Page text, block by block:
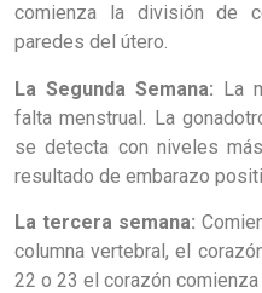
comienza la división de
paredes del útero.
La Segunda Semana: La
falta menstrual. La
se detecta con niveles
resultado de embarazo
La tercera semana:
columna vertebral, el
22 o 23 el corazón comienza